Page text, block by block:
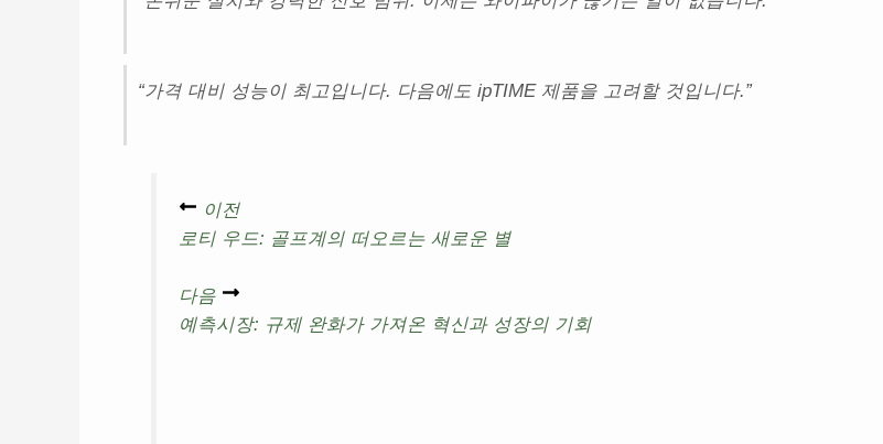
“가격 대비 성능이 최고입니다. 다음에도 ipTIME 제품을 고려할 것입니다.”
이전
로티 우드: 골프계의 떠오르는 새로운 별
다음
예측시장: 규제 완화가 가져온 혁신과 성장의 기회